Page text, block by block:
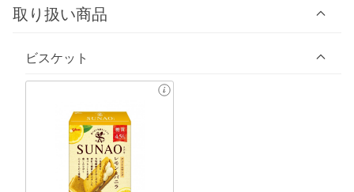
取り扱い商品
ビスケット